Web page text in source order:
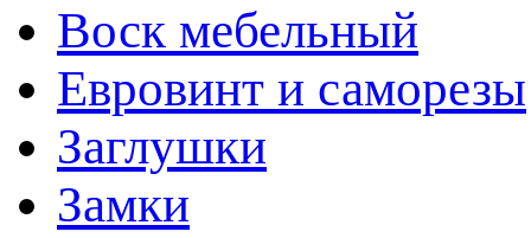
Воск мебельный
Евровинт и саморезы
Заглушки
Замки